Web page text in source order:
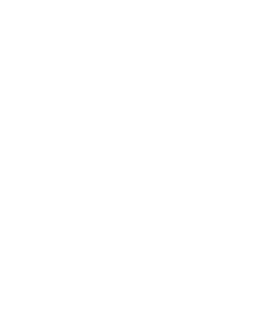
na 79.ª World Health
de médicos dentistas reforça